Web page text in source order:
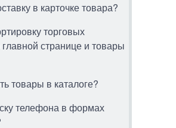
в карточке товара?
торговых
странице и товары
товары в каталоге?
телефона в формах